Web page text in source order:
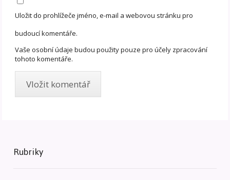
Uložit do prohlížeče jméno, e-mail a webovou stránku pro
budoucí komentáře.
Vaše osobní údaje budou použity pouze pro účely zpracování
tohoto komentáře.
Rubriky